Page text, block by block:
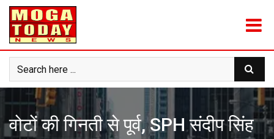
Skip
content
वोटों की गिनती से पूर्व, SPH संदीप सिंह